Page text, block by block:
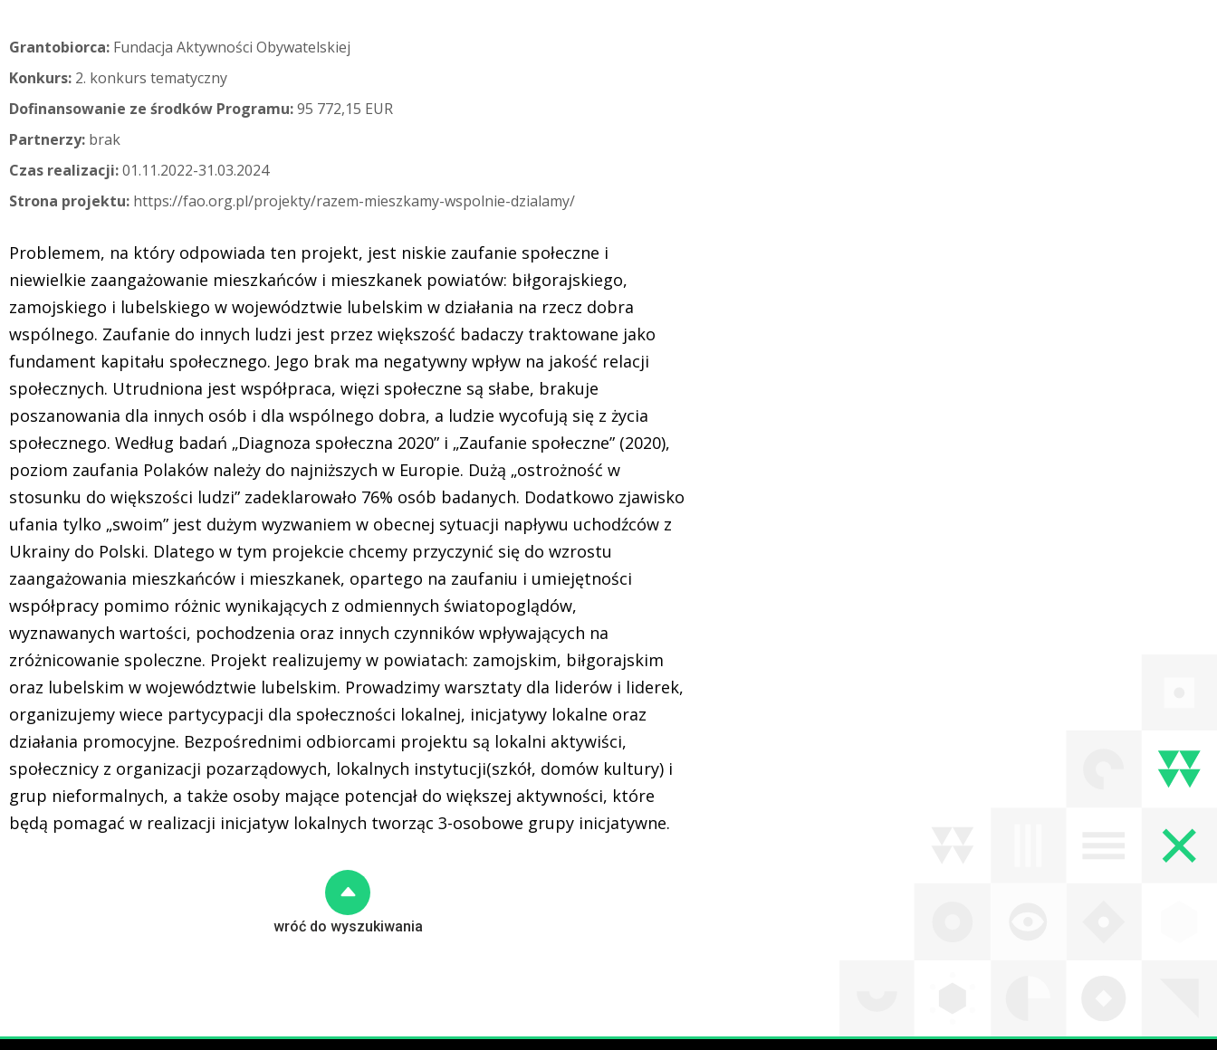
Grantobiorca: Fundacja Aktywności Obywatelskiej
Konkurs: 2. konkurs tematyczny
Dofinansowanie ze środków Programu:95 772,15 EUR
Partnerzy: brak
Czas realizacji:01.11.2022-31.03.2024
Strona projektu: https://fao.org.pl/projekty/razem-mieszkamy-wspolnie-dzialamy/
Problemem, na który odpowiada ten projekt, jest niskie zaufanie społeczne i
niewielkie zaangażowanie mieszkańców i mieszkanek powiatów: biłgorajskiego,
zamojskiego i lubelskiego w województwie lubelskim w działania na rzecz dobra
wspólnego. Zaufanie do innych ludzi jest przez większość badaczy traktowane jako
fundament kapitału społecznego. Jego brak ma negatywny wpływ na jakość relacji
społecznych. Utrudniona jest współpraca, więzi społeczne są słabe, brakuje
poszanowania dla innych osób i dla wspólnego dobra, a ludzie wycofują się z życia
społecznego. Według badań „Diagnoza społeczna 2020” i „Zaufanie społeczne” (2020),
poziom zaufania Polaków należy do najniższych w Europie. Dużą „ostrożność w
stosunku do większości ludzi” zadeklarowało 76% osób badanych. Dodatkowo zjawisko
ufania tylko „swoim” jest dużym wyzwaniem w obecnej sytuacji napływu uchodźców z
Ukrainy do Polski. Dlatego w tym projekcie chcemy przyczynić się do wzrostu
zaangażowania mieszkańców i mieszkanek, opartego na zaufaniu i umiejętności
współpracy pomimo różnic wynikających z odmiennych światopoglądów,
wyznawanych wartości, pochodzenia oraz innych czynników wpływających na
zróżnicowanie spoleczne. Projekt realizujemy w powiatach: zamojskim, biłgorajskim
oraz lubelskim w województwie lubelskim. Prowadzimy warsztaty dla liderów i liderek,
organizujemy wiece partycypacji dla społeczności lokalnej, inicjatywy lokalne oraz
działania promocyjne. Bezpośrednimi odbiorcami projektu są lokalni aktywiści,
społecznicy z organizacji pozarządowych, lokalnych instytucji(szkół, domów kultury) i
grup nieformalnych, a także osoby mające potencjał do większej aktywności, które
będą pomagać w realizacji inicjatyw lokalnych tworząc 3-osobowe grupy inicjatywne.
wróć do wyszukiwania